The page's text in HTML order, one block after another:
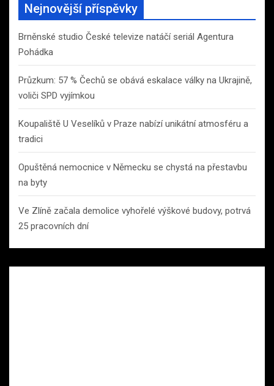
Nejnovější příspěvky
Brněnské studio České televize natáčí seriál Agentura
Pohádka
Průzkum: 57 % Čechů se obává eskalace války na Ukrajině,
voliči SPD vyjímkou
Koupaliště U Veselíků v Praze nabízí unikátní atmosféru a
tradici
Opuštěná nemocnice v Německu se chystá na přestavbu
na byty
Ve Zlíně začala demolice vyhořelé výškové budovy, potrvá
25 pracovních dní